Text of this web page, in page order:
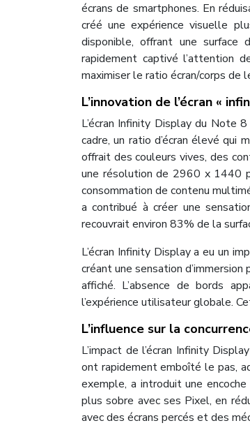
écrans de smartphones. En
créé une expérience visuelle
disponible, offrant une surface
rapidement captivé l’attention
maximiser le ratio écran/corps de
L’innovation de l’écran «
L’écran Infinity Display du Note
cadre, un ratio d’écran élevé qui
offrait des couleurs vives, des
une résolution de 2960 x 1440
consommation de contenu
a contribué à créer une
recouvrait environ 83% de la
L’écran Infinity Display a eu un
créant une sensation
affiché. L’absence de bords
l’expérience utilisateur globale.
L’influence sur la
L’impact de l’écran Infinity
ont rapidement emboîté le pas,
exemple, a introduit une
plus sobre avec ses Pixel, en
avec des écrans percés et des